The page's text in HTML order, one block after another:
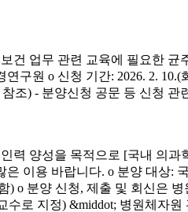
업무 관련 교육에 필요한
원 o 신청 기간: 2026. 2. 10.(
조) - 분양신청 공문 등 신청
양성을 목적으로 [국내 의
이용 바랍니다. o 분양 대상:
o 분양 신청, 제출 및 회신은
로 지정) &middot; 병원체자